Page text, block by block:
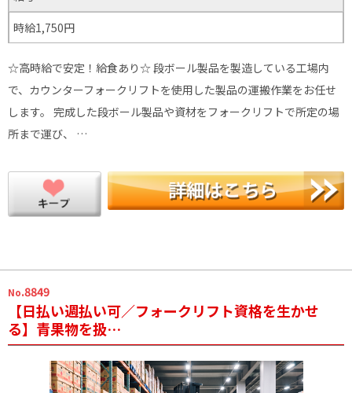
時給1,750円
☆高時給で安定！給食あり☆ 段ボール製品を製造している工場内
で、カウンターフォークリフトを使用した製品の運搬作業をお任せ
します。 完成した段ボール製品や資材をフォークリフトで所定の場
所まで運び、 …
No.8849
【日払い週払い可／フォークリフト資格を生かせ
る】青果物を扱…